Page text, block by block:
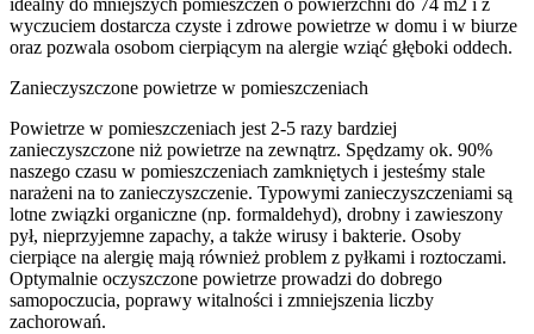
idealny do mniejszych pomieszczeń o powierzchni do 74 m2 i z
wyczuciem dostarcza czyste i zdrowe powietrze w domu i w biurze
oraz pozwala osobom cierpiącym na alergie wziąć głęboki oddech.
Zanieczyszczone powietrze w pomieszczeniach
Powietrze w pomieszczeniach jest 2-5 razy bardziej
zanieczyszczone niż powietrze na zewnątrz. Spędzamy ok. 90%
naszego czasu w pomieszczeniach zamkniętych i jesteśmy stale
narażeni na to zanieczyszczenie. Typowymi zanieczyszczeniami są
lotne związki organiczne (np. formaldehyd), drobny i zawieszony
pył, nieprzyjemne zapachy, a także wirusy i bakterie. Osoby
cierpiące na alergię mają również problem z pyłkami i roztoczami.
Optymalnie oczyszczone powietrze prowadzi do dobrego
samopoczucia, poprawy witalności i zmniejszenia liczby
zachorowań.